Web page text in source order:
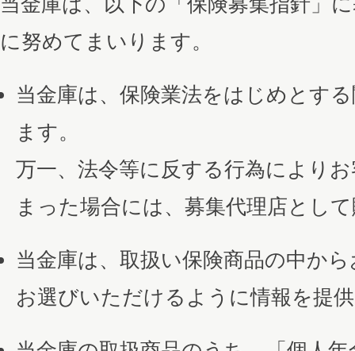
に努めてまいります。
当金庫は、保険業法をはじめとす
ます。
万一、法令等に反する行為により
まった場合には、募集代理店とし
当金庫は、取扱い保険商品の中か
お選びいただけるように情報を提